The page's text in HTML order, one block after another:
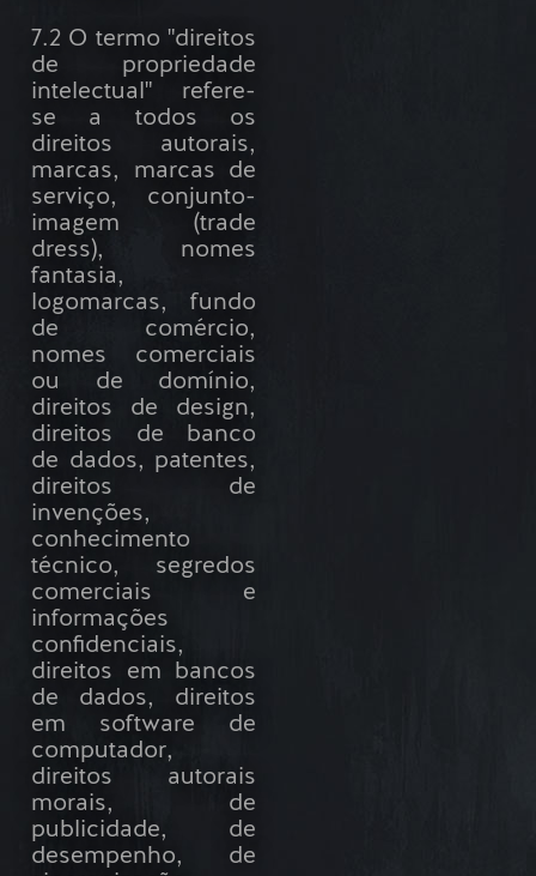
7.2 O termo "direitos
de propriedade
intelectual" refere-
se a todos os
direitos autorais,
marcas, marcas de
serviço, conjunto-
imagem (trade
dress), nomes
fantasia,
logomarcas, fundo
de comércio,
nomes comerciais
ou de domínio,
direitos de design,
direitos de banco
de dados, patentes,
direitos de
invenções,
conhecimento
técnico, segredos
comerciais e
informações
confidenciais,
direitos em bancos
de dados, direitos
em software de
computador,
direitos autorais
morais, de
publicidade, de
desempenho, de